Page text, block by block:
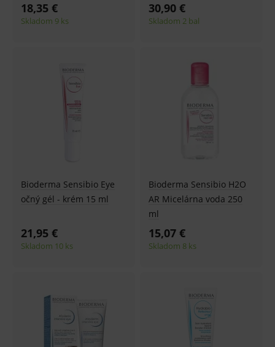
18,35 €
Skladom 9 ks
30,90 €
Skladom 2 bal
Bioderma Sensibio Eye
očný gél - krém 15 ml
21,95 €
Skladom 10 ks
Bioderma Sensibio H2O
AR Micelárna voda 250
ml
15,07 €
Skladom 8 ks